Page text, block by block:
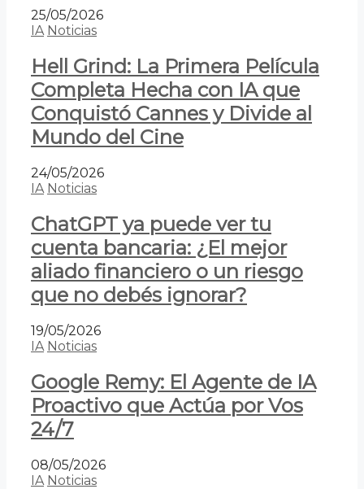
25/05/2026
IA Noticias
Hell Grind: La Primera Película
Completa Hecha con IA que
Conquistó Cannes y Divide al
Mundo del Cine
24/05/2026
IA Noticias
ChatGPT ya puede ver tu
cuenta bancaria: ¿El mejor
aliado financiero o un riesgo
que no debés ignorar?
19/05/2026
IA Noticias
Google Remy: El Agente de IA
Proactivo que Actúa por Vos
24/7
08/05/2026
IA Noticias